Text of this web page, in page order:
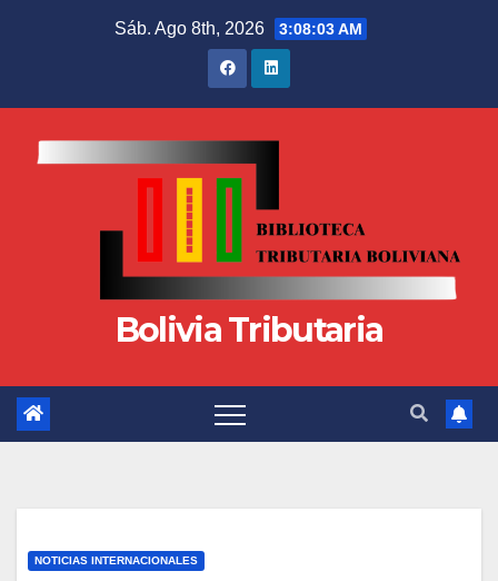
Sáb. Ago 8th, 2026 3:08:04 AM
Bolivia Tributaria
NOTICIAS INTERNACIONALES